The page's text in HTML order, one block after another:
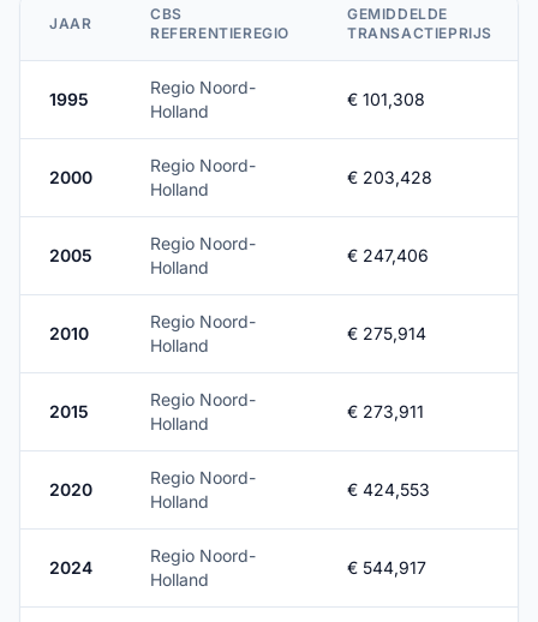
JAAR
CBS
REFERENTIEREGIO
GEMIDDELDE
TRANSACTIEPRIJS
1995
Regio Noord-
Holland
€ 101,308
2000
Regio Noord-
Holland
€ 203,428
2005
Regio Noord-
Holland
€ 247,406
2010
Regio Noord-
Holland
€ 275,914
2015
Regio Noord-
Holland
€ 273,911
2020
Regio Noord-
Holland
€ 424,553
2024
Regio Noord-
Holland
€ 544,917